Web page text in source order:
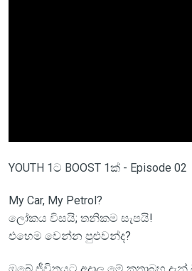
YOUTH 1ට BOOST 1ක් - Episode 02
My Car, My Petrol?
ලෝකය විසයි; තනිකම සැපයි!
එහෙම වෙන්න පුළුවන්ද?
ඔබේ ජීවිතයට අදාල මේ කතාබහ